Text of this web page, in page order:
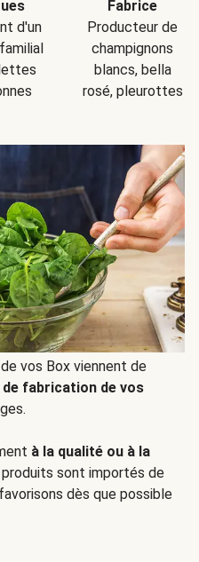
d'un
Fabrice
Producteur de
champignons
blancs, bella
rosé, pleurottes
vos Box viennent de
de fabrication de vos
à la qualité ou à la
sont importés de
dès que possible